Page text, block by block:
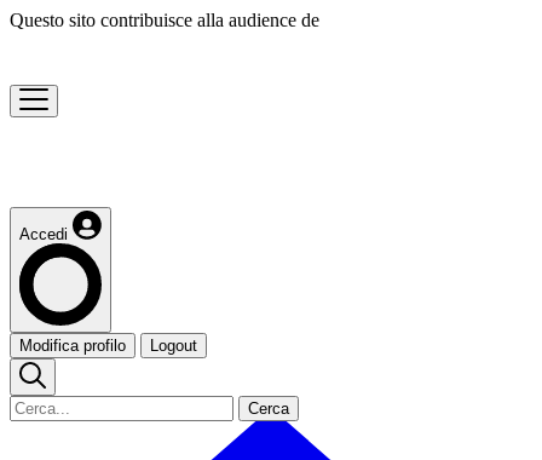
Questo sito contribuisce alla audience de
Accedi
Modifica profilo Logout
Cerca